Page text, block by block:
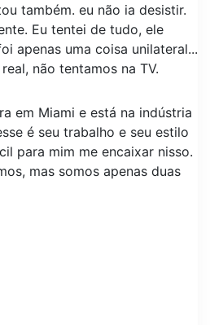
também. eu não ia desistir.
Eu tentei de tudo, ele
apenas uma coisa unilateral...
não tentamos na TV.
em Miami e está na indústria
é seu trabalho e seu estilo
para mim me encaixar nisso.
mas somos apenas duas